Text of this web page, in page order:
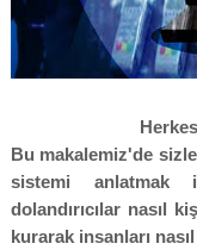
Bu makalemiz'de
sistemi
dolandırıcılar nasıl
kurarak insanları